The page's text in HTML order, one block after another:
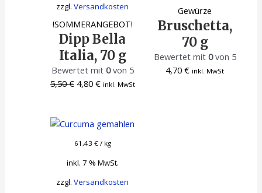
zzgl.Versandkosten
!SOMMERANGEBOT!
Dipp Bella
Italia, 70 g
Bewertet mit 0von 5
5,50€ Ursprünglicher
5,50 €
4,80 €Aktueller
4,80 €.
inkl. MwSt
Gewürze
Bruschetta,
70 g
Bewertet mit 0von 5
4,70€ inkl. MwSt
61,43 €/ kg
inkl. 7 % MwSt.
zzgl.Versandkosten